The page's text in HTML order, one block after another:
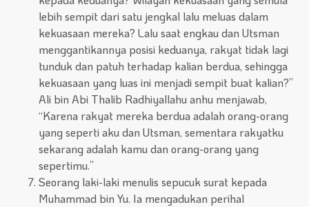
lebih sempit dari satu jengkal lalu meluas dalam
kekuasaan mereka? Lalu saat engkau dan Utsman
menggantikannya posisi keduanya, rakyat tidak lagi
tunduk dan patuh terhadap kalian berdua, sehingga
kekuasaan yang luas ini menjadi sempit buat kalian?”
Ali bin Abi Thalib Radhiyallahu anhu menjawab,
“Karena rakyat mereka berdua adalah orang-orang
yang seperti aku dan Utsman, sementara rakyatku
sekarang adalah kamu dan orang-orang yang
sepertimu.”
Seorang laki-laki menulis sepucuk surat kepada
Muhammad bin Yu. Ia mengadukan perihal